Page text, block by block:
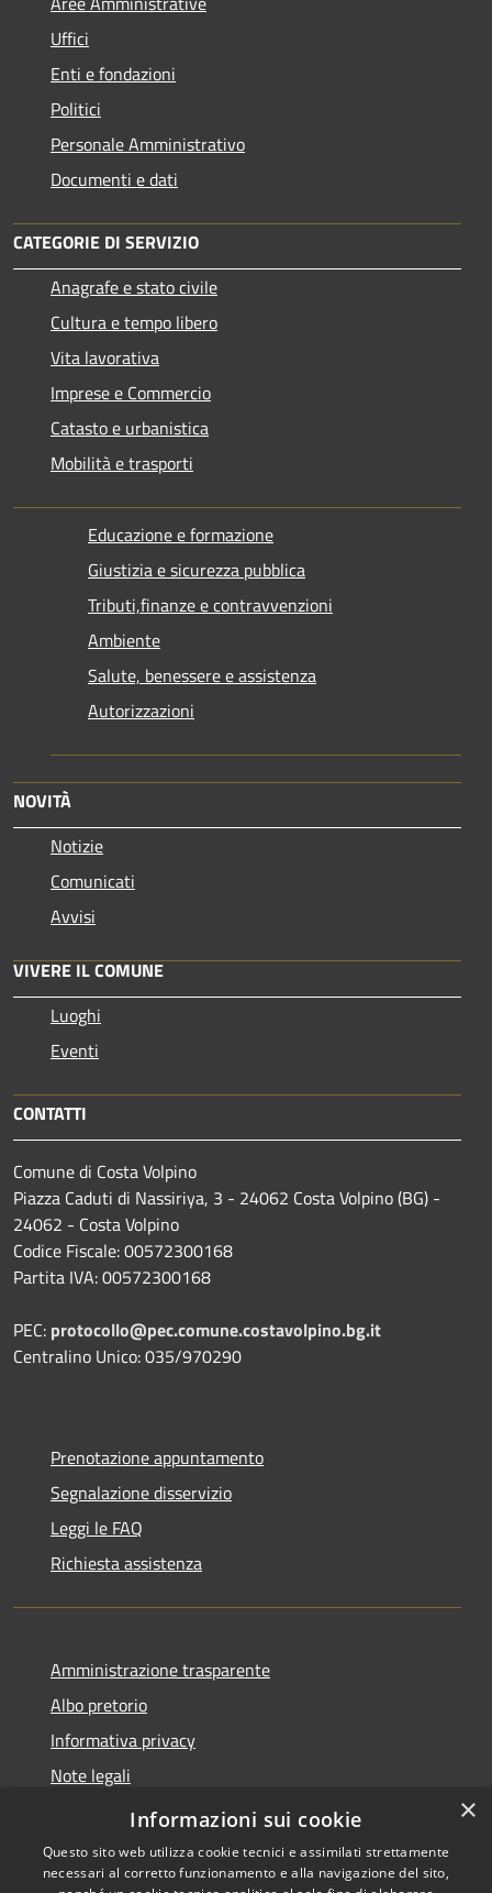
Uffici
Enti e fondazioni
Politici
Personale Amministrativo
Documenti e dati
CATEGORIE DI SERVIZIO
Anagrafe e stato civile
Cultura e tempo libero
Vita lavorativa
Imprese e Commercio
Catasto e urbanistica
Mobilità e trasporti
Educazione e formazione
Giustizia e sicurezza pubblica
Tributi,finanze e contravvenzioni
Ambiente
Salute, benessere e assistenza
Autorizzazioni
NOVITÀ
Notizie
Comunicati
Avvisi
VIVERE IL COMUNE
Luoghi
Eventi
CONTATTI
Comune di Costa Volpino
Piazza Caduti di Nassiriya, 3 - 24062 Costa Volpino (BG) -
24062 - Costa Volpino
Codice Fiscale: 00572300168
Partita IVA: 00572300168
PEC: protocollo@pec.comune.costavolpino.bg.it
Centralino Unico: 035/970290
Prenotazione appuntamento
Segnalazione disservizio
Leggi le FAQ
Richiesta assistenza
Amministrazione trasparente
Albo pretorio
Informativa privacy
Note legali
Dichiarazione di accessibilità
×
Informazioni sui cookie
Questo sito web utilizza cookie tecnici e assimilati strettamente
necessari al corretto funzionamento e alla navigazione del sito,